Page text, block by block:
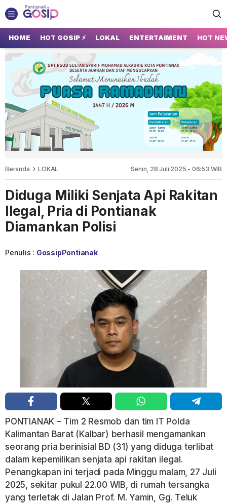
GOSIP PONTIANAK
Tempatnya Gosip Terupdate Pontianak
HOME HOT GOSIP ⚡ LOKAL ENTERTAIMENT HOT
Beranda LOKAL Senin, 28 Juli 2025 - 06:53 WIB
Diduga Miliki Senjata Api Rakitan
Ilegal, Pria di Pontianak
Diamankan Polisi
Penulis : GossipPontianak
PONTIANAK – Tim 2 Resmob dan tim IT Polda
Kalimantan Barat (Kalbar) berhasil mengamankan
seorang pria berinisial BD (31) yang diduga terlibat
dalam kepemilikan senjata api rakitan ilegal.
Penangkapan ini terjadi pada Minggu malam, 27 Juli
2025, sekitar pukul 22.00 WIB, di rumah tersangka
yang terletak di Jalan Prof. M. Yamin, Gg. Teluk